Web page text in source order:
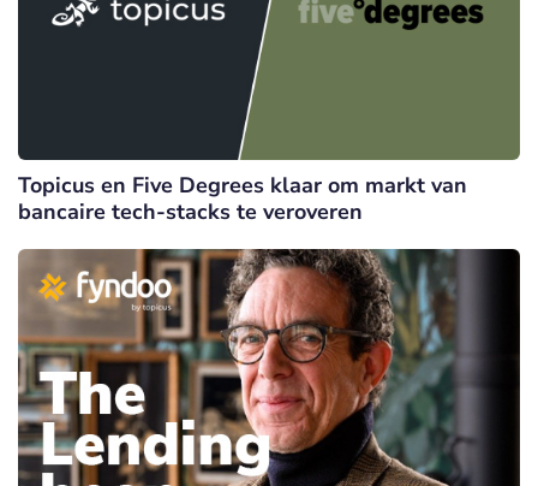
Topicus en Five Degrees klaar om markt van
bancaire tech-stacks te veroveren